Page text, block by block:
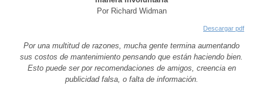
Por Richard Widman
Descargar pdf
Por una multitud de razones, mucha gente termina aumentando
sus costos de mantenimiento pensando que están haciendo bien.
Esto puede ser por recomendaciones de amigos, creencia en
publicidad falsa, o falta de información.